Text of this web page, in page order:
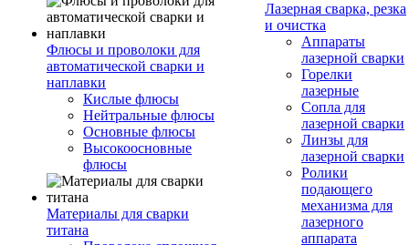
Флюсы и проволоки для
автоматической сварки и
наплавки
Кислые флюсы
Нейтральные флюсы
Основные флюсы
Высокоосновные
флюсы
Материалы для сварки
титана
Лазерная сварка, резка
и очистка
Аппараты
лазерной сварки
Горелки
лазерные
Сопла для
лазерной сварки
Линзы для
лазерной сварки
Ролики
подающего
механизма для
лазерного
аппарата